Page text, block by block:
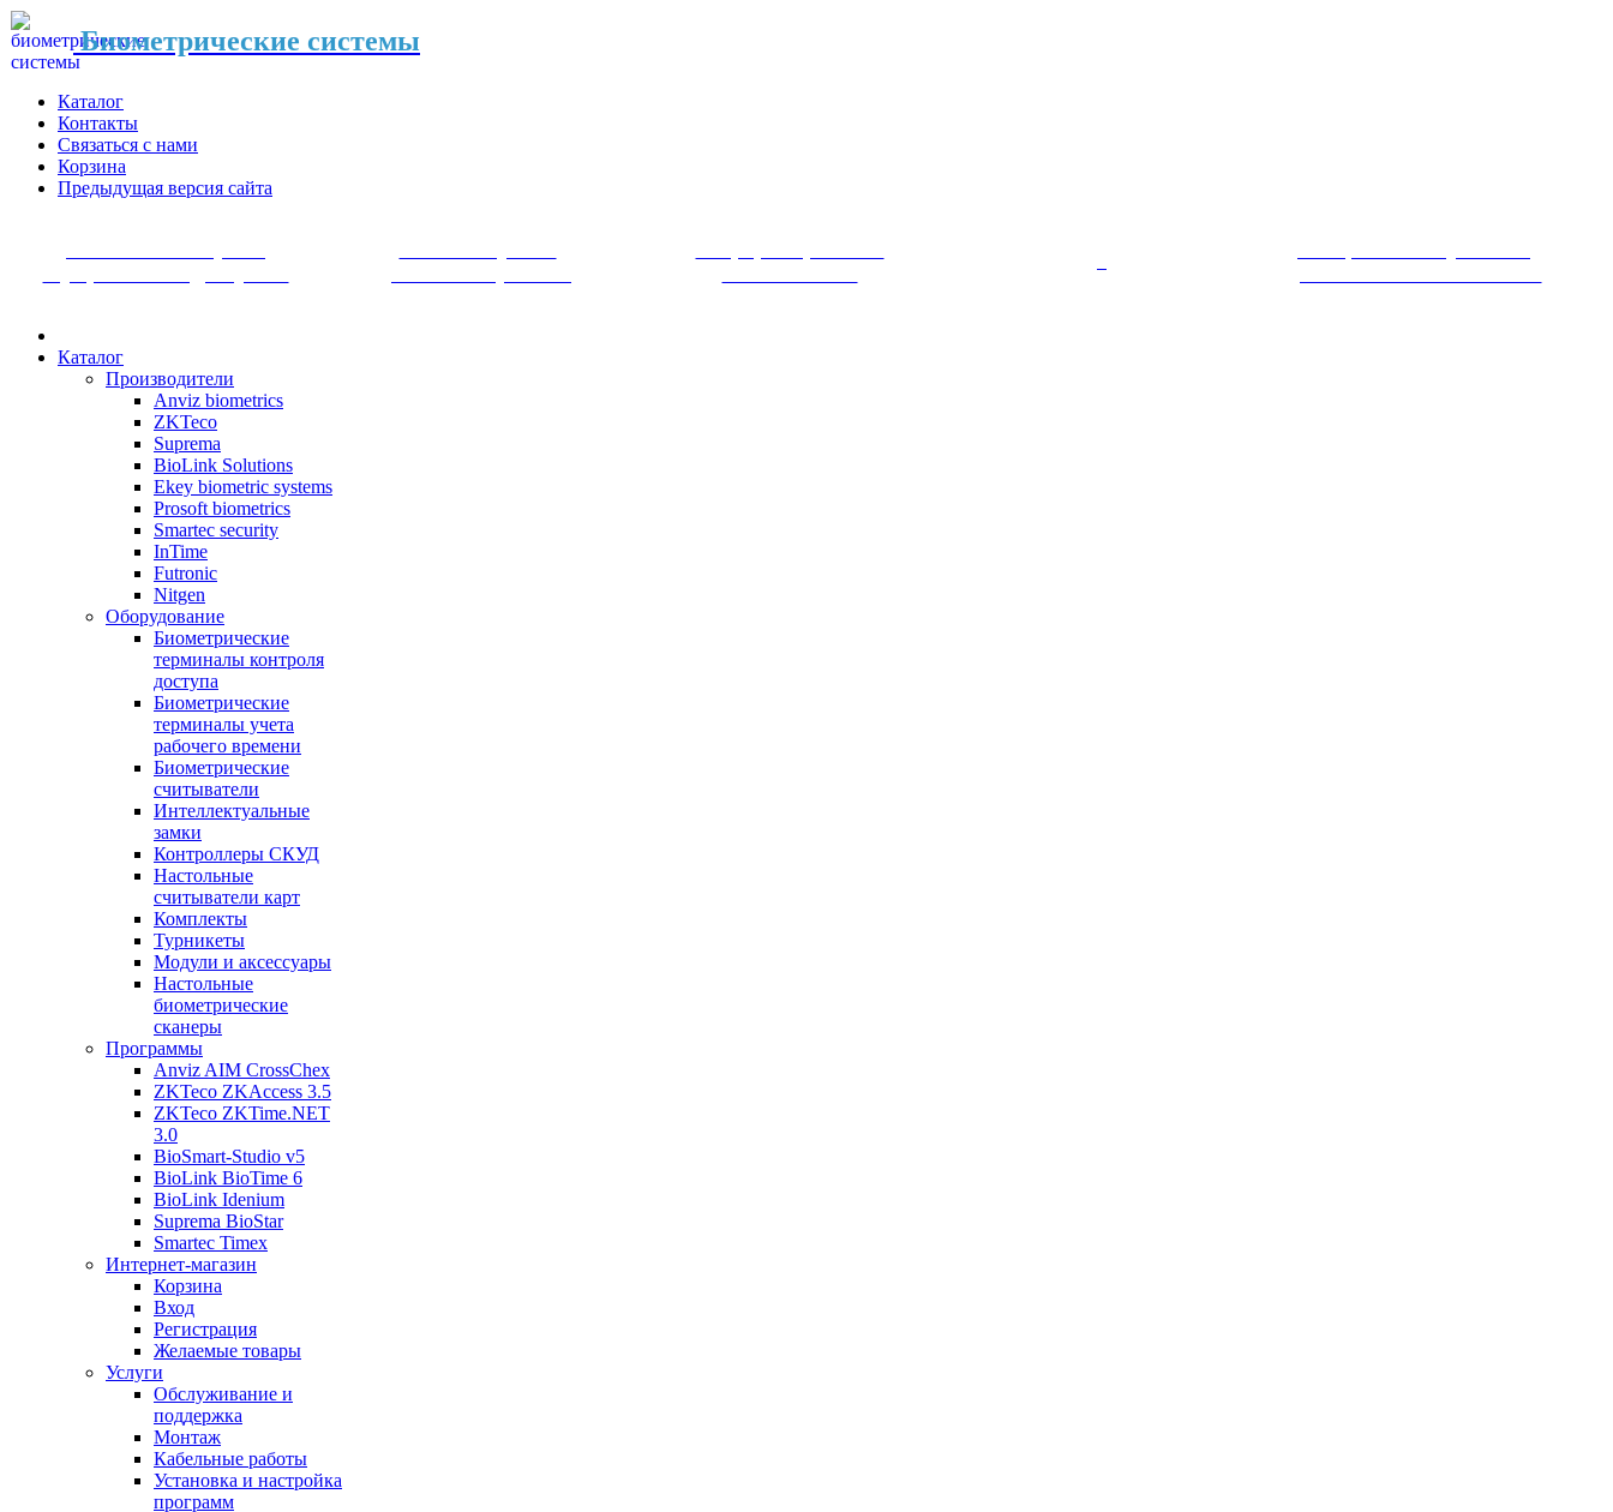
Биометрические системы
Каталог
Контакты
Связаться с нами
Корзина
Предыдущая версия сайта
Каталог
Производители
Anviz biometrics
ZKTeco
Suprema
BioLink Solutions
Ekey biometric systems
Prosoft biometrics
Smartec security
InTime
Futronic
Nitgen
Оборудование
Биометрические
терминалы контроля
доступа
Биометрические
терминалы учета
рабочего времени
Биометрические
считыватели
Интеллектуальные
замки
Контроллеры СКУД
Настольные
считыватели карт
Комплекты
Турникеты
Модули и аксессуары
Настольные
биометрические
сканеры
Программы
Anviz AIM CrossChex
ZKTeco ZKAccess 3.5
ZKTeco ZKTime.NET
3.0
BioSmart-Studio v5
BioLink BioTime 6
BioLink Idenium
Suprema BioStar
Smartec Timex
Интернет-магазин
Корзина
Вход
Регистрация
Желаемые товары
Услуги
Обслуживание и
поддержка
Монтаж
Кабельные работы
Установка и настройка
программ